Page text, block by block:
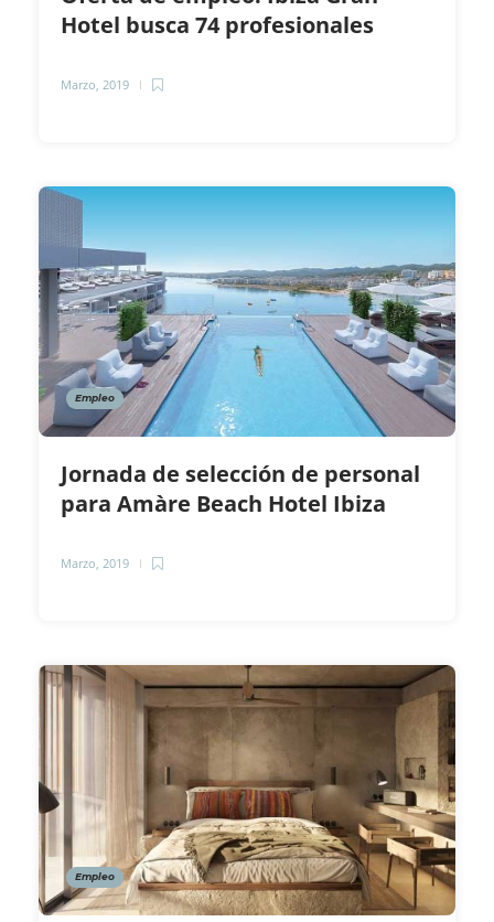
Hotel busca 74 profesionales
Marzo, 2019
Empleo
Jornada de selección de personal
para Amàre Beach Hotel Ibiza
Marzo, 2019
Empleo